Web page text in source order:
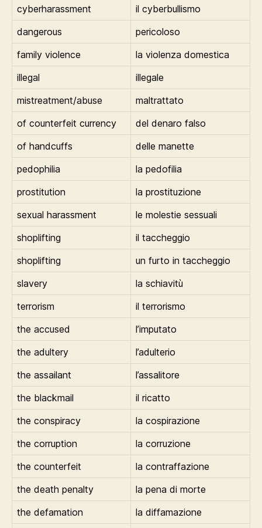
cyberharassment
il cyberbullismo
dangerous
pericoloso
family violence
la violenza domestica
illegal
illegale
mistreatment/abuse
maltrattato
of counterfeit currency
del denaro falso
of handcuffs
delle manette
pedophilia
la pedofilia
prostitution
la prostituzione
sexual harassment
le molestie sessuali
shoplifting
il taccheggio
shoplifting
un furto in taccheggio
slavery
la schiavitù
terrorism
il terrorismo
the accused
l’imputato
the adultery
l’adulterio
the assailant
l’assalitore
the blackmail
il ricatto
the conspiracy
la cospirazione
the corruption
la corruzione
the counterfeit
la contraffazione
the death penalty
la pena di morte
the defamation
la diffamazione